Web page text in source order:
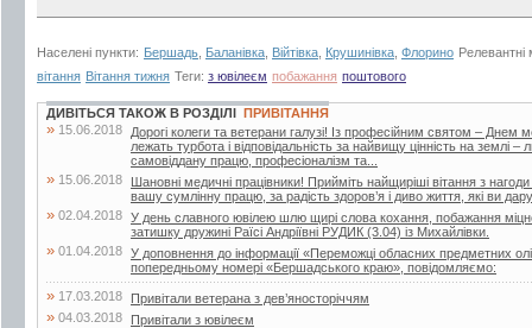
Населені пункти: Бершадь Баланівка Війтівка Крушинівка Флорино Релевантні
вітання Вітання тижня Теги: з ювілеєм побажання поштового
ДИВІТЬСЯ ТАКОЖ В РОЗДІЛІ ПРИВІТАННЯ
» 15.06.2018
Дорогі колеги та ветерани галузі! Із професійним святом –
лежать турбота і відповідальність за найвищу цінність на землі
самовіддану працю, професіоналізм та...
» 15.06.2018
Шановні медичні працівники! Прийміть найщиріші вітання з
вашу сумлінну працю, за радість здоров’я і диво життя, які ви
» 02.04.2018 У день славного ювілею шлю щирі слова кохання, побажання
затишку дружині Раїсі Андріївні РУДИК (3.04) із Михайлівки.
» 01.04.2018 У доповнення до інформації «Переможці обласних предметних
попередньому номері «Бершадського краю», повідомляємо:
» 17.03.2018 Привітали ветерана з дев’яносторіччям
» 04.03.2018 Привітали з ювілеєм